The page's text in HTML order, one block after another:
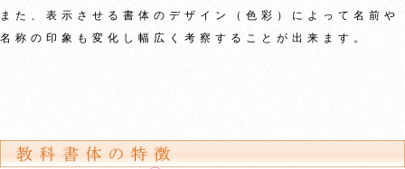
また、表示させる書体のデザイン（色彩）によって名前や
名称の印象も変化し幅広く考察することが出来ます。